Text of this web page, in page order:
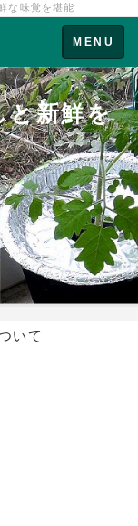
な味覚を堪能
Toggle
navigation
MENU
と新鮮を
いて